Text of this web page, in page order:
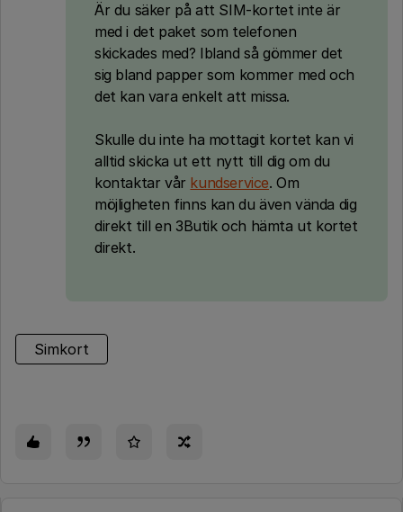
Är du säker på att SIM-kortet inte är
med i det paket som telefonen
skickades med? Ibland så gömmer det
sig bland papper som kommer med och
det kan vara enkelt att missa.
Skulle du inte ha mottagit kortet kan vi
alltid skicka ut ett nytt till dig om du
kontaktar vår kundservice. Om
möjligheten finns kan du även vända dig
direkt till en 3Butik och hämta ut kortet
direkt.
Simkort